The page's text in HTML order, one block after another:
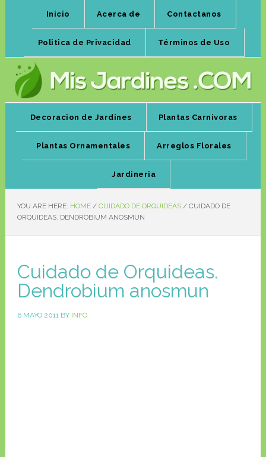
Inicio Acerca de Contactanos
Politica de Privacidad Términos de Uso
Decoracion de Jardines Plantas Carnivoras
Plantas Ornamentales Arreglos Florales
Jardineria
YOU ARE HERE: HOME / CUIDADO DE ORQUIDEAS /CUIDADO DE
ORQUIDEAS. DENDROBIUM ANOSMUN
Cuidado de Orquideas.
Dendrobium anosmun
6 MAYO 2011BY INFO